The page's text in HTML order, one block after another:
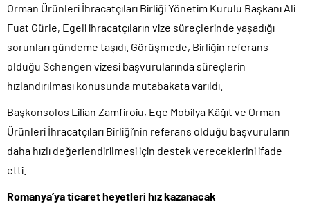
Orman Ürünleri İhracatçıları Birliği Yönetim Kurulu Başkanı Ali
Fuat Gürle, Egeli ihracatçıların vize süreçlerinde yaşadığı
sorunları gündeme taşıdı. Görüşmede, Birliğin referans
olduğu Schengen vizesi başvurularında süreçlerin
hızlandırılması konusunda mutabakata varıldı.
Başkonsolos Lilian Zamfiroiu, Ege Mobilya Kâğıt ve Orman
Ürünleri İhracatçıları Birliği’nin referans olduğu başvuruların
daha hızlı değerlendirilmesi için destek vereceklerini ifade
etti.
Romanya’ya ticaret heyetleri hız kazanacak